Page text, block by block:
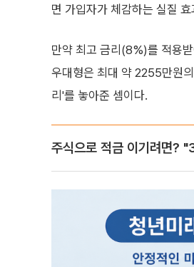
면 가입자가 체감하는 실질
만약 최고 금리(8%)를 적용
우대형은 최대 약 2255만원
리'를 놓아준 셈이다.
주식으로 적금 이기려면?